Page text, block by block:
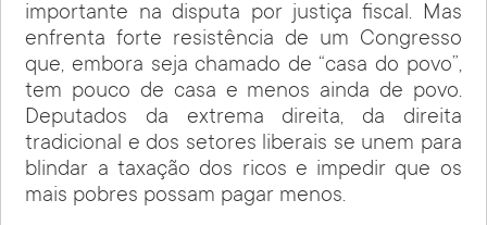
importante na disputa por justiça fiscal. Mas
enfrenta forte resistência de um Congresso
que, embora seja chamado de “casa do povo”,
tem pouco de casa e menos ainda de povo.
Deputados da extrema direita, da direita
tradicional e dos setores liberais se unem para
blindar a taxação dos ricos e impedir que os
mais pobres possam pagar menos.